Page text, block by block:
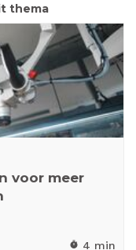
thema
voor meer
timer 4 min